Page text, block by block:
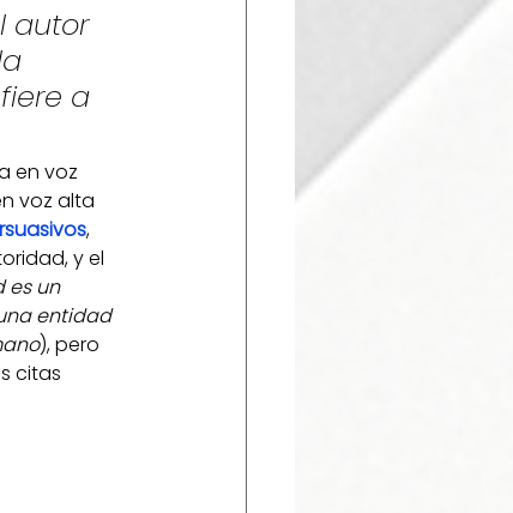
autor
a
en voz
voz alta
,
y el
es un
entidad
), pero
citas